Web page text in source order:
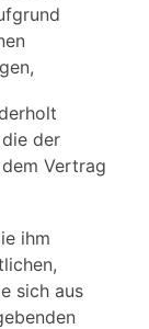
der
Vertrag
ihm
sich aus